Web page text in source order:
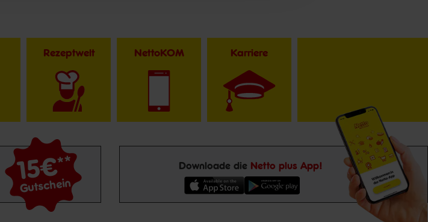
Rezeptwelt NettoKOM Karriere
15€**
Gutschein
Downloade die Netto plus App!